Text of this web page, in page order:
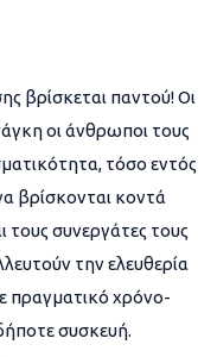
βρίσκεται παντού! Οι
οι άνθρωποι τους
τόσο εντός
βρίσκονται κοντά
τους συνεργάτες τους
την ελευθερία
πραγματικό χρόνο-
συσκευή.